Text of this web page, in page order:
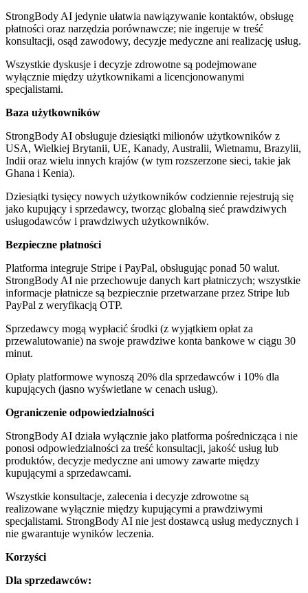
StrongBody AI jedynie ułatwia nawiązywanie kontaktów, obsługę
płatności oraz narzędzia porównawcze; nie ingeruje w treść
konsultacji, osąd zawodowy, decyzje medyczne ani realizację usług.
Wszystkie dyskusje i decyzje zdrowotne są podejmowane
wyłącznie między użytkownikami a licencjonowanymi
specjalistami.
Baza użytkowników
StrongBody AI obsługuje dziesiątki milionów użytkowników z
USA, Wielkiej Brytanii, UE, Kanady, Australii, Wietnamu, Brazylii,
Indii oraz wielu innych krajów (w tym rozszerzone sieci, takie jak
Ghana i Kenia).
Dziesiątki tysięcy nowych użytkowników codziennie rejestrują się
jako kupujący i sprzedawcy, tworząc globalną sieć prawdziwych
usługodawców i prawdziwych użytkowników.
Bezpieczne płatności
Platforma integruje Stripe i PayPal, obsługując ponad 50 walut.
StrongBody AI nie przechowuje danych kart płatniczych; wszystkie
informacje płatnicze są bezpiecznie przetwarzane przez Stripe lub
PayPal z weryfikacją OTP.
Sprzedawcy mogą wypłacić środki (z wyjątkiem opłat za
przewalutowanie) na swoje prawdziwe konta bankowe w ciągu 30
minut.
Opłaty platformowe wynoszą 20% dla sprzedawców i 10% dla
kupujących (jasno wyświetlane w cenach usług).
Ograniczenie odpowiedzialności
StrongBody AI działa wyłącznie jako platforma pośrednicząca i nie
ponosi odpowiedzialności za treść konsultacji, jakość usług lub
produktów, decyzje medyczne ani umowy zawarte między
kupującymi a sprzedawcami.
Wszystkie konsultacje, zalecenia i decyzje zdrowotne są
realizowane wyłącznie między kupującymi a prawdziwymi
specjalistami. StrongBody AI nie jest dostawcą usług medycznych i
nie gwarantuje wyników leczenia.
Korzyści
Dla sprzedawców: